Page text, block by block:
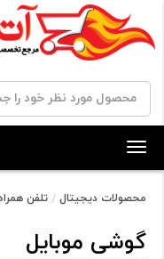
Toggle
navigation
محصولات دیجیتال تلفن
گوشی موبایل